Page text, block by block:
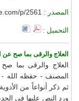
المصدر : p/2561
التحميل :
العلاج والرقى بما صح
العلاج والرقى بما
المصنف - حفظه الله -
ثم ذكر أنواعاً من
ورد النص عليها في